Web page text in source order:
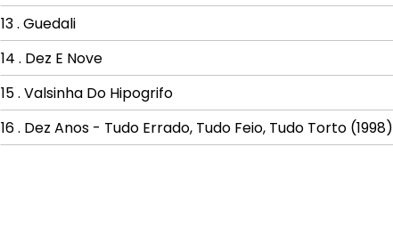
13 . Guedali
14 . Dez E Nove
15 . Valsinha Do Hipogrifo
16 . Dez Anos - Tudo Errado, Tudo Feio, Tudo Torto (1998)